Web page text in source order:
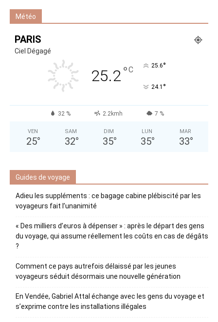
Météo
PARIS
Ciel Dégagé
25.2°C 25.6°
24.1 °
32 % 2.2kmh 7 %
VEN
25°
SAM
32°
DIM
35°
LUN
35°
MAR
33°
Guides de voyage
Adieu les suppléments : ce bagage cabine plébiscité par les
voyageurs fait l’unanimité
« Des milliers d’euros à dépenser » : après le départ des gens
du voyage, qui assume réellement les coûts en cas de dégâts
?
Comment ce pays autrefois délaissé par les jeunes
voyageurs séduit désormais une nouvelle génération
En Vendée, Gabriel Attal échange avec les gens du voyage et
s’exprime contre les installations illégales